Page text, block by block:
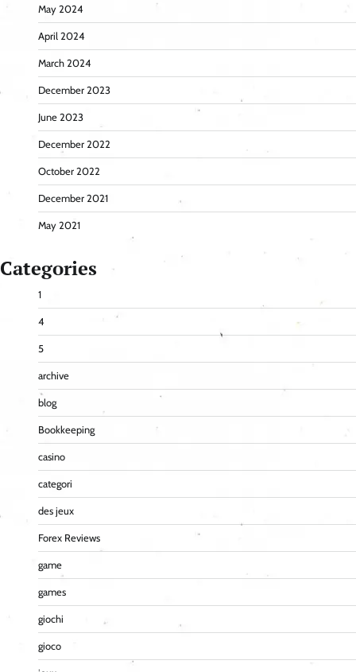
May 2024
April 2024
March 2024
December 2023
June 2023
December 2022
October 2022
December 2021
May 2021
Categories
1
4
5
archive
blog
Bookkeeping
casino
categori
des jeux
Forex Reviews
game
games
giochi
gioco